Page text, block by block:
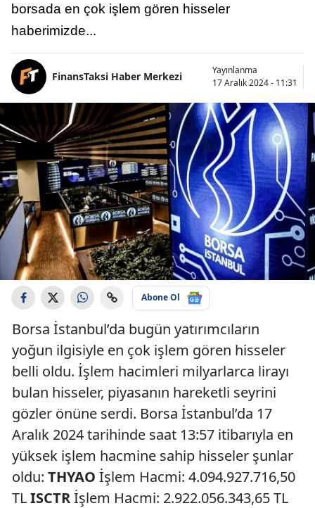
borsada en çok işlem gören hisseler
haberimizde...
FinansTaksi Haber Merkezi
Yayınlanma
17 Aralık 2024 - 11:31
Abone Ol
Borsa İstanbul’da bugün yatırımcıların
yoğun ilgisiyle en çok işlem gören hisseler
belli oldu. İşlem hacimleri milyarlarca lirayı
bulan hisseler, piyasanın hareketli seyrini
gözler önüne serdi. Borsa İstanbul’da 17
Aralık 2024 tarihinde saat 13:57 itibarıyla en
yüksek işlem hacmine sahip hisseler şunlar
oldu: THYAO İşlem Hacmi: 4.094.927.716,50
TLISCTRİşlem Hacmi: 2.922.056.343,65 TL